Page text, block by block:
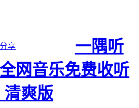
享
一隅听
网音乐免费收听
清爽版